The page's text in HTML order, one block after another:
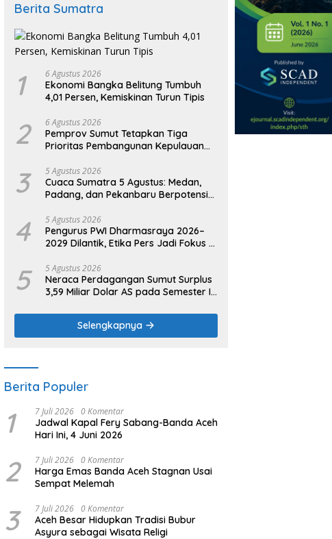
Berita Sumatra
1 6 Agustus 2026
Ekonomi Bangka Belitung Tumbuh
4,01 Persen, Kemiskinan Turun Tipis
2 6 Agustus 2026
Pemprov Sumut Tetapkan Tiga
Prioritas Pembangunan Kepulauan
3 5 Agustus 2026
Cuaca Sumatra 5 Agustus: Medan,
Padang, dan Pekanbaru Berpotensi
4 5 Agustus 2026
Pengurus PWI Dharmasraya 2026–
2029 Dilantik, Etika Pers Jadi Fokus di
5 5 Agustus 2026
Neraca Perdagangan Sumut Surplus
3,59 Miliar Dolar AS pada Semester I
Selengkapnya
Berita Populer
1 7 Juli 2026 0 Komentar
Jadwal Kapal Fery Sabang-Banda Aceh
Hari Ini, 4 Juni 2026
2 7 Juli 2026 0 Komentar
Harga Emas Banda Aceh Stagnan Usai
Sempat Melemah
3 7 Juli 2026 0 Komentar
Aceh Besar Hidupkan Tradisi Bubur
Asyura sebagai Wisata Religi